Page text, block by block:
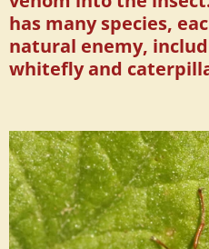
has many species,
natural enemy,
whitefly and